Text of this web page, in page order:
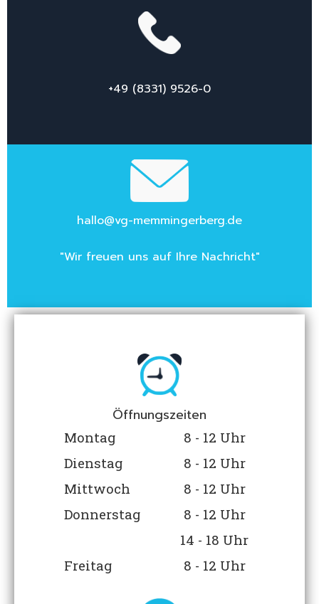
+49 (8331) 9526-0
hallo@vg-memmingerberg.de
"Wir freuen uns auf Ihre Nachricht"
Öffnungszeiten
Montag
8 - 12 Uhr
Dienstag
8 - 12 Uhr
Mittwoch
8 - 12 Uhr
Donnerstag
8 - 12 Uhr
14 - 18 Uhr
Freitag
8 - 12 Uhr